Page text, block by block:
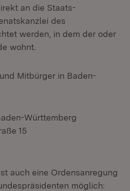
an die Staats-
des
werden, in dem der oder
wohnt.
Mitbürger in Baden-
Württemberg
15
auch eine Ordensanregung
möglich: